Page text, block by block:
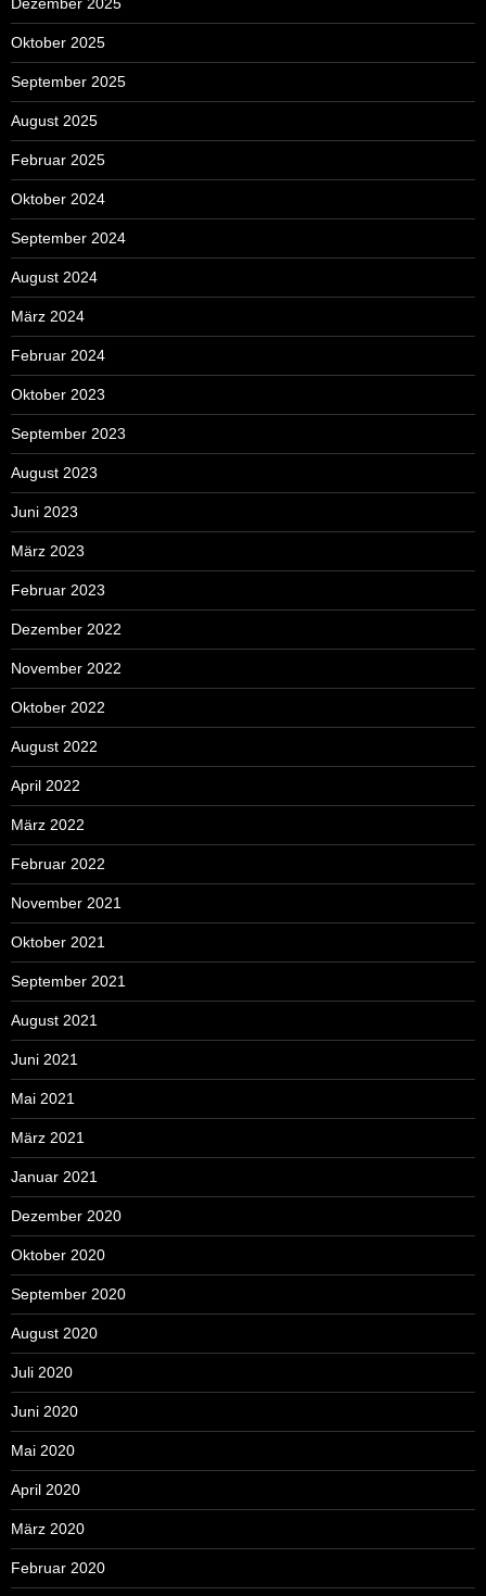
Oktober 2025
September 2025
August 2025
Februar 2025
Oktober 2024
September 2024
August 2024
März 2024
Februar 2024
Oktober 2023
September 2023
August 2023
Juni 2023
März 2023
Februar 2023
Dezember 2022
November 2022
Oktober 2022
August 2022
April 2022
März 2022
Februar 2022
November 2021
Oktober 2021
September 2021
August 2021
Juni 2021
Mai 2021
März 2021
Januar 2021
Dezember 2020
Oktober 2020
September 2020
August 2020
Juli 2020
Juni 2020
Mai 2020
April 2020
März 2020
Februar 2020